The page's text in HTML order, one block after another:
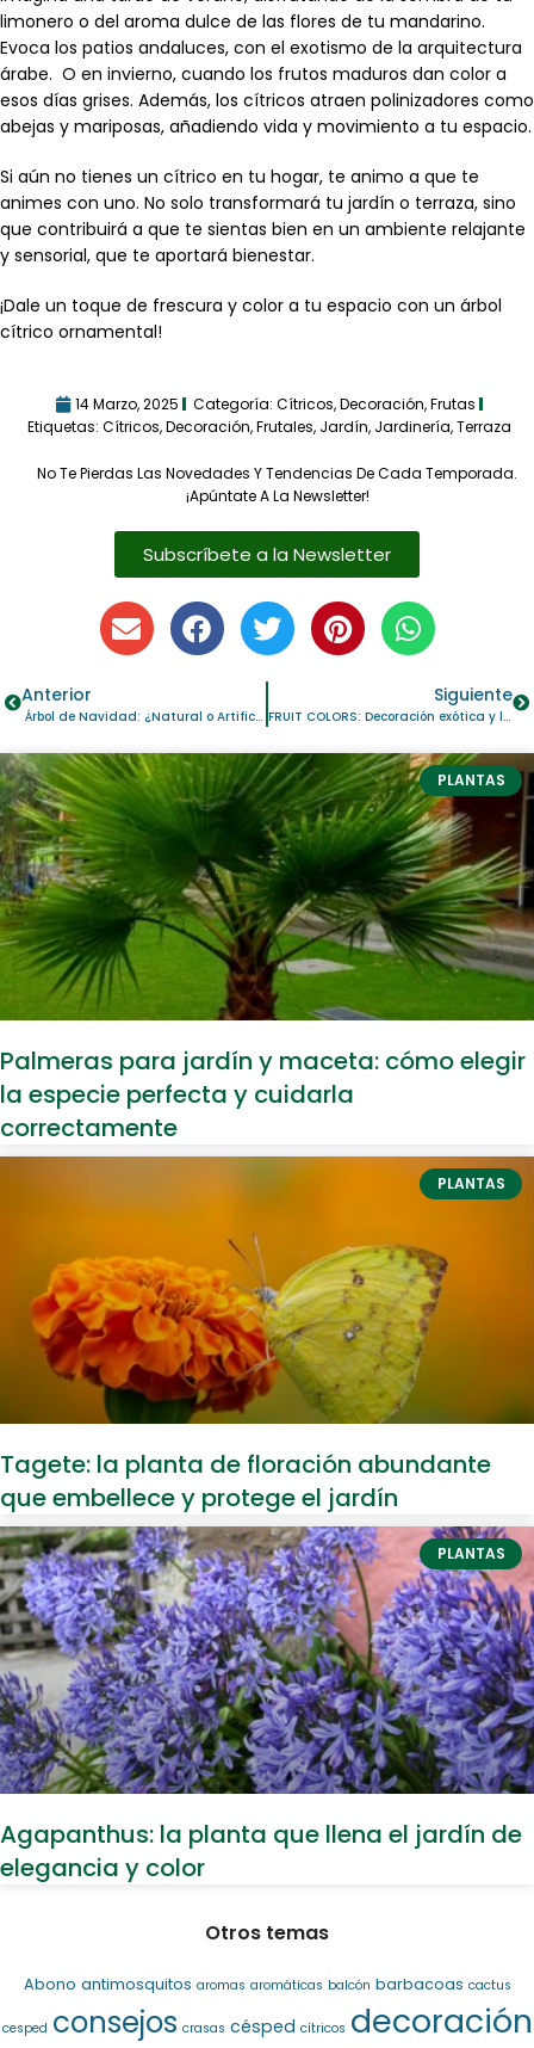
limonero o del aroma dulce de las flores de tu mandarino.
Evoca los patios andaluces, con el exotismo de la arquitectura
árabe. O en invierno, cuando los frutos maduros dan color a
esos días grises. Además, los cítricos atraen polinizadores como
abejas y mariposas, añadiendo vida y movimiento a tu espacio.
Si aún no tienes un cítrico en tu hogar, te animo a que te
animes con uno. No solo transformará tu jardín o terraza, sino
que contribuirá a que te sientas bien en un ambiente relajante
y sensorial, que te aportará bienestar.
¡Dale un toque de frescura y color a tu espacio con un árbol
cítrico ornamental!
14 Marzo, 2025 Categoría: Cítricos,Decoración,Frutas
Etiquetas: Cítricos,Decoración,Frutales, Jardín, Jardinería,Terraza
No Te Pierdas Las Novedades Y Tendencias De Cada Temporada.
¡Apúntate A La Newsletter!
Subscríbete a la Newsletter
Anterior
Árbol de Navidad: ¿Natural o Artificial? Cómo Elegir el Mejor para tu Hogar
Siguiente
FRUIT COLORS: Decoración exótica y llena de vitalidad.
PLANTAS
Palmeras para jardín y maceta: cómo elegir
la especie perfecta y cuidarla
correctamente
PLANTAS
Tagete: la planta de floración abundante
que embellece y protege el jardín
PLANTAS
Agapanthus: la planta que llena el jardín de
elegancia y color
Otros temas
Abono antimosquitos aromas aromáticas balcón barbacoas cactus
cesped consejos crasas césped cítricos decoración